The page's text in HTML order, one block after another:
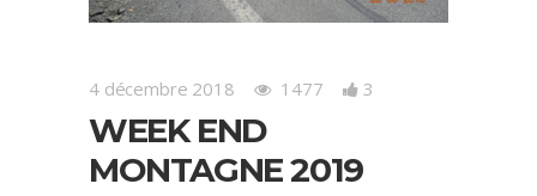
4 décembre 2018 1477 3
WEEK END
MONTAGNE 2019